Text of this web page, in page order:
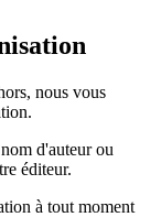
nous vous
d'auteur ou
éditeur.
à tout moment